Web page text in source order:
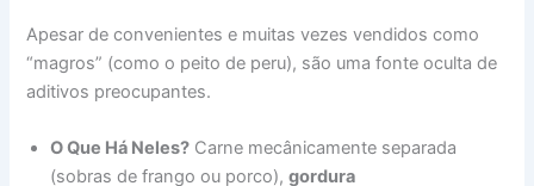
Apesar de convenientes e muitas vezes vendidos como
“magros” (como o peito de peru), são uma fonte oculta de
aditivos preocupantes.
O Que Há Neles? Carne mecânicamente separada
(sobras de frango ou porco),gordura